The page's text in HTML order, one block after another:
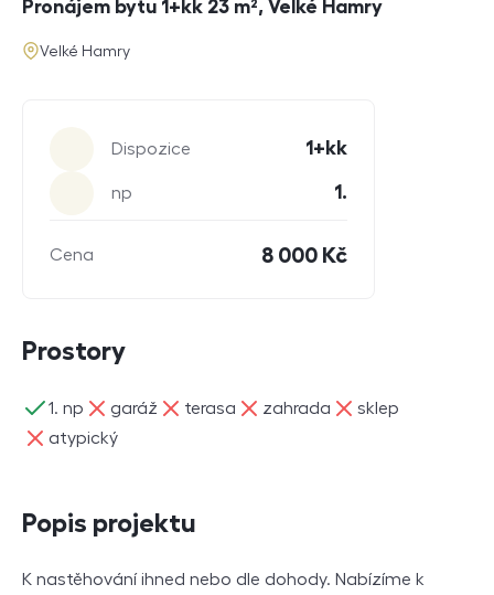
Pronájem bytu 1+kk 23 m², Velké Hamry
adresa
Velké Hamry
Dispozice 1+kk
np 1.
Cena 8 000 Kč
Prostory
1. np
ano garáž
ne terasa
ne zahrada
ne sklep
ne
atypický
ne
Popis projektu
K nastěhování ihned nebo dle dohody. Nabízíme k